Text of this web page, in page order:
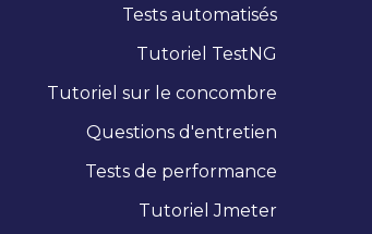
Tests automatisés
Tutoriel TestNG
Tutoriel sur le concombre
Questions d'entretien
Tests de performance
Tutoriel Jmeter